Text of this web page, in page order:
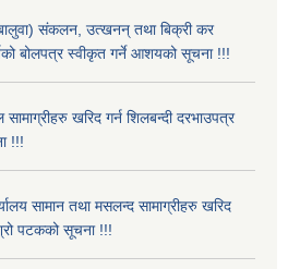
बालुवा) संकलन, उत्खनन् तथा बिक्री कर
बोलपत्र स्वीकृत गर्ने आशयको सूचना !!!
खरिद गर्न शिलबन्दी दरभाउपत्र
!!!
सामान तथा मसलन्द सामाग्रीहरु खरिद
पटकको सूचना !!!